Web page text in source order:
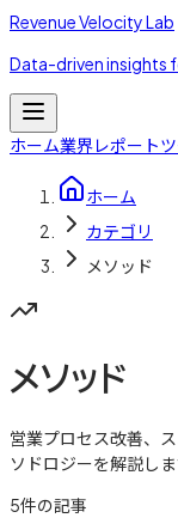
Revenue Velocity Lab
Data-driven insights
ホーム業界レポート
ホーム
カテゴリ
メソッド
メソッド
営業プロセス改善、
ソドロジーを解説しま
5件の記事